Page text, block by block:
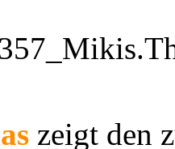
zeigt den